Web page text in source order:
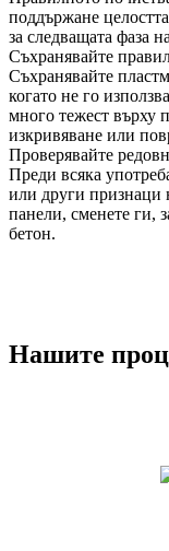
поддържане
за следващата фаза
Съхранявайте
Съхранявайте
когато не го
много тежест върху
изкривяване или
Проверявайте
Преди всяка
или други признаци
панели, сменете ги,
бетон.
Нашите